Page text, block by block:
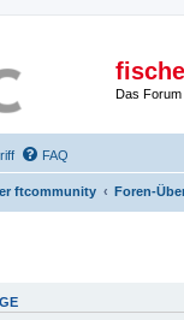
Das
FAQ
ftcommunity Foren-